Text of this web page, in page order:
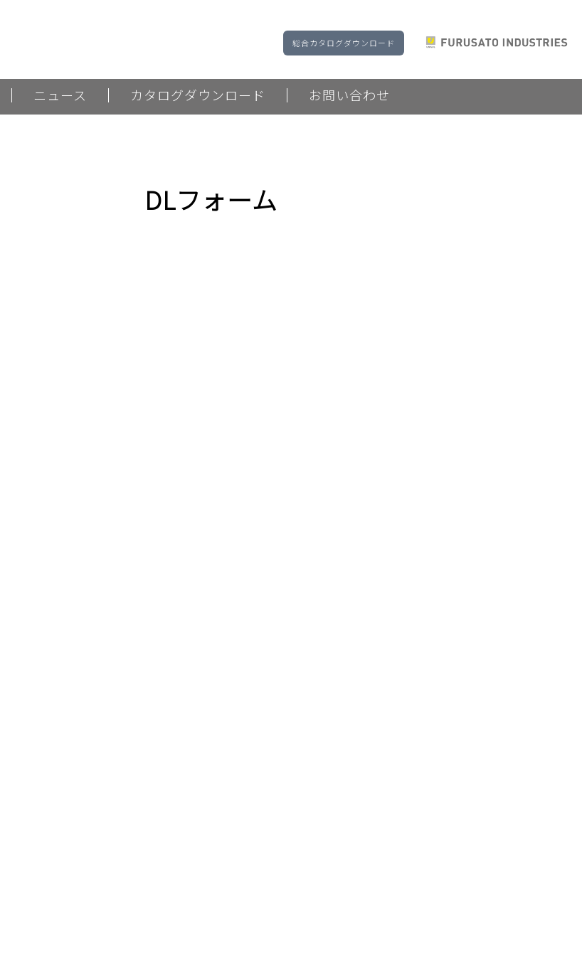
総合カタログダウンロード
ニュース カタログダウンロード お問い合わせ
DLフォーム